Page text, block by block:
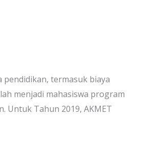
pendidikan, termasuk biaya
menjadi mahasiswa program
Untuk Tahun 2019, AKMET